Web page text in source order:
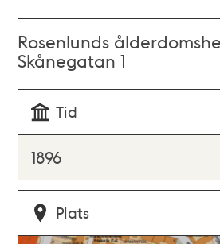
Rosenlunds
Skånegatan 1
Tid
1896
Plats